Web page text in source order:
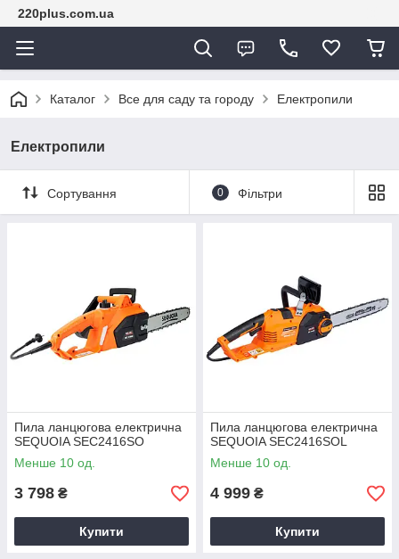
220plus.com.ua
Каталог Все для саду та городу Електропили
Електропили
Сортування 0 Фільтри
Пила ланцюгова електрична
SEQUOIA SEC2416SO
Менше 10 од.
3 798 ₴
Купити
Пила ланцюгова електрична
SEQUOIA SEC2416SOL
Менше 10 од.
4 999 ₴
Купити